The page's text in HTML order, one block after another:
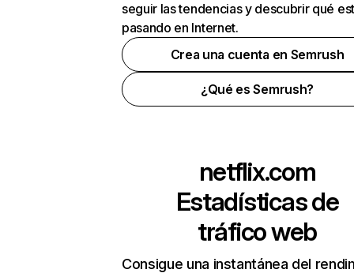
seguir las tendencias y descubrir qué
pasando en Internet.
Crea una cuenta en Semrush
¿Qué es Semrush?
netflix.com
Estadísticas de
tráfico web
Consigue una instantánea del